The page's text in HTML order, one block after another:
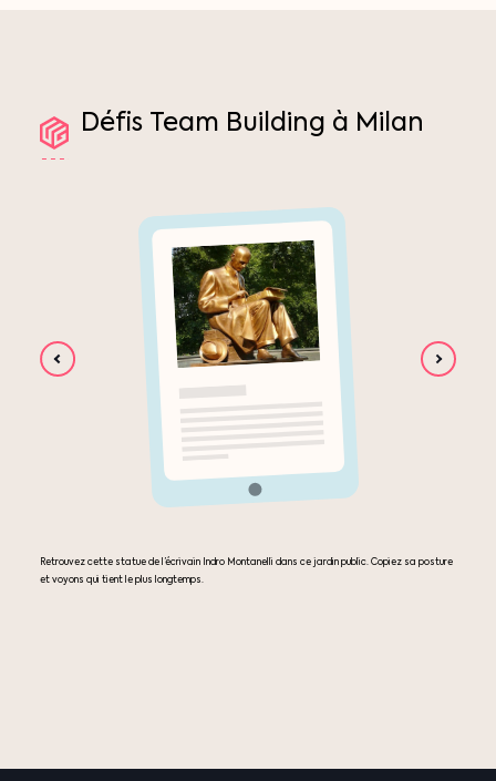
Défis Team Building à Milan
Retrouvez cette statue de l’écrivain Indro Montanelli dans ce jardin public. Copiez sa posture
et voyons qui tient le plus longtemps.